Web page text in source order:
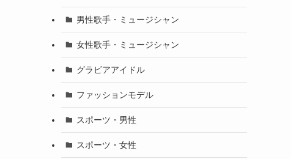
男性歌手・ミュージシャン
女性歌手・ミュージシャン
グラビアアイドル
ファッションモデル
スポーツ・男性
スポーツ・女性